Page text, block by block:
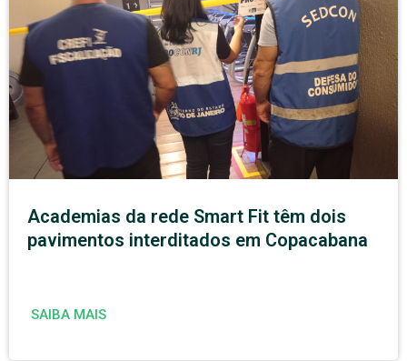
Academias da rede Smart Fit têm dois
pavimentos interditados em Copacabana
SAIBA MAIS